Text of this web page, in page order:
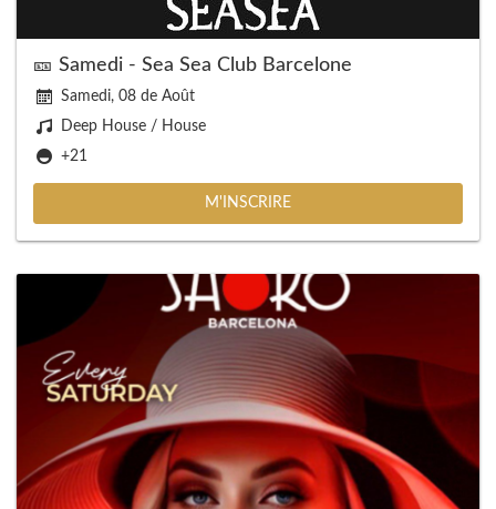
🎫 Samedi - Sea Sea Club Barcelone
Samedi, 08 de Août
Deep House / House
+21
M'INSCRIRE